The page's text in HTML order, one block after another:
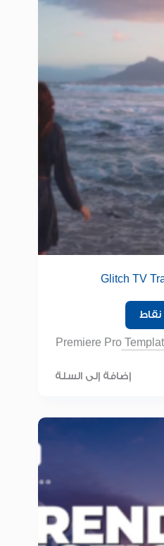
Glitch TV
نقاط
Premiere Pro
إضافة إلى السلة